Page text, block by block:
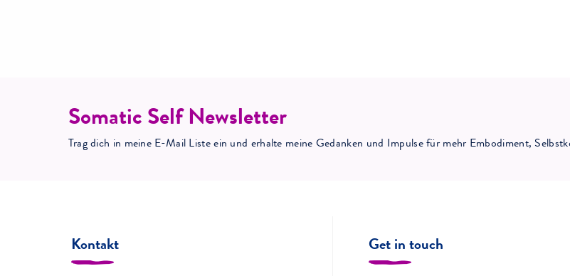
Somatic Self Newsletter
Trag dich in meine E-Mail Liste ein und erhalte meine Gedanken und Impulse für mehr Embodiment,
Kontakt Get in touch